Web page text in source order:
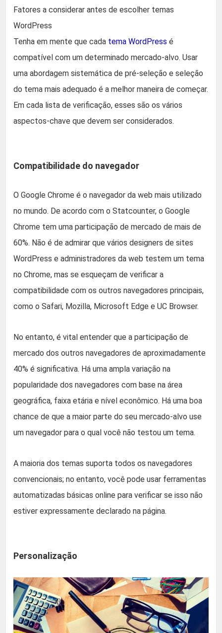
Fatores a considerar antes de escolher temas
WordPress
Tenha em mente que cada tema WordPress é
compatível com um determinado mercado-alvo. Usar
uma abordagem sistemática de pré-seleção e seleção
do tema mais adequado é a melhor maneira de começar.
Em cada lista de verificação, esses são os vários
aspectos-chave que devem ser considerados.
Compatibilidade do navegador
O Google Chrome é o navegador da web mais utilizado
no mundo. De acordo com o Statcounter, o Google
Chrome tem uma participação de mercado de mais de
60%. Não é de admirar que vários designers de sites
WordPress e administradores da web testem um tema
no Chrome, mas se esqueçam de verificar a
compatibilidade com os outros navegadores principais,
como o Safari, Mozilla, Microsoft Edge e UC Browser.
No entanto, é vital entender que a participação de
mercado dos outros navegadores de aproximadamente
40% é significativa. Há uma ampla variação na
popularidade dos navegadores com base na área
geográfica, faixa etária e nível econômico. Há uma boa
chance de que a maior parte do seu mercado-alvo use
um navegador para o qual você não testou um tema.
A maioria dos temas suporta todos os navegadores
convencionais; no entanto, você pode usar ferramentas
automatizadas básicas online para verificar se isso não
estiver expressamente declarado na página.
Personalização